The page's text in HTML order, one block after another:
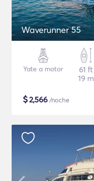
Waverunner 55
Yate a motor
61 ft
19 m
$2,566 /noche